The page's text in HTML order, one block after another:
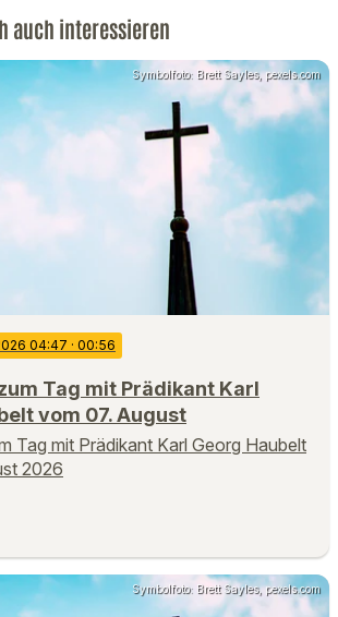
auch interessieren
Symbolfoto: Brett Sayles, pexels.com
04:47 · 00:56
Tag mit Prädikant Karl
vom 07. August
Tag mit Prädikant Karl Georg Haubelt
2026
Symbolfoto: Brett Sayles, pexels.com